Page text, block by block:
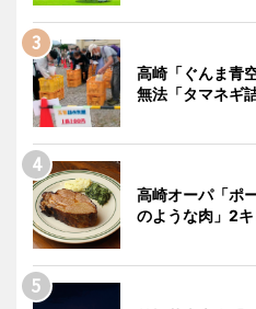
高崎「ぐんま青
無法「タマネギ
高崎オーパ「ポ
のような肉」2